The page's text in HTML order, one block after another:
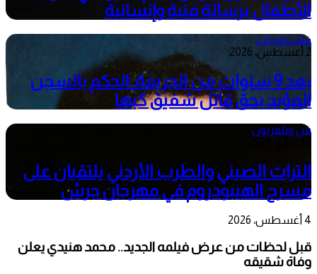
الأطفال برسالة فنية وإنسانية
فلسطينيات
2 أغسطس، 2026
بعد 9 سنوات من الجريمة..الحكم بالسجن
المؤبد بحق قاتل شفيق كبها
فن وتلفزيون
التراث الصيني والطرب الأردني يلتقيان على
مسرح الهيبودروم في مهرجان جرش
4 أغسطس، 2026
قبل لحظات من عرض فيلمه الجديد.. محمد هنيدي يعلن
وفاة شقيقه